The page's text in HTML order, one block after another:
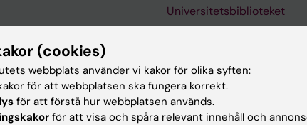
Universitetsbiblioteket
Karolinska Institutet
Kontakta presstjänsten
(cookies)
webbplats använder vi kakor för olika syften:
för att webbplatsen ska fungera korrekt.
för att förstå hur webbplatsen används.
för att visa och spåra relevant innehåll och